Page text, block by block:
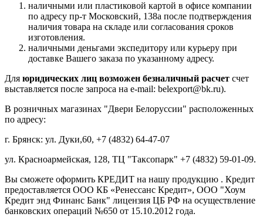
наличными или пластиковой картой в офисе компании
по адресу пр-т Московский, 138а после подтверждения
наличия товара на складе или согласования сроков
изготовления.
наличными деньгами экспедитору или курьеру при
доставке Вашего заказа по указанному адресу.
Для юридических лиц возможен безналичный расчет счет
выставляется после запроса на e-mail: belexport@bk.ru).
В розничных магазинах "Двери Белоруссии" расположенных
по адресу:
г. Брянск: ул. Дуки,60, +7 (4832) 64-47-07
ул. Красноармейская, 128, ТЦ "Таксопарк" +7 (4832) 59-01-09.
Вы сможете оформить КРЕДИТ на нашу продукцию . Кредит
предоставляется ООО КБ «Ренессанс Кредит», ООО "Хоум
Кредит энд Финанс Банк" лицензия ЦБ РФ на осуществление
банковских операций №650 от 15.10.2012 года.